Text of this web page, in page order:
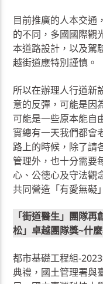
目前推廣的人本交通
的不同，多國國際觀
本道路設計，以及駕
越街道應特別謹慎。
所以在辦理人行道新
意的反彈，可能是因
可能是一些原本能自
實總有一天我們都會
路上的時候，除了請
管理外，也十分需要
心、公德心及守法觀
共同營造「有愛無礙
「街道醫生」團隊
松」卓越團隊獎~什
都市基礎工程組-
典禮，國土管理署與